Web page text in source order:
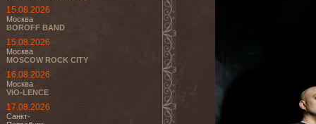
15.08.2026
Москва
BOROFF BAND
15.08.2026
Москва
MOSCOW ROCK CITY
16.08.2026
Москва
VIO-LENCE
17.08.2026
Санкт-